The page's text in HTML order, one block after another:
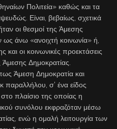
Πολιτεία» καθώς και τα
Είναι, βεβαίως, σχετικά
οι θεσμοί της Άμεσης
άνω «ανοιχτή κοινωνία» ή,
και οι κοινωνικές προεκτάσεις
Δημοκρατίας.
Άμεση Δημοκρατία και
παραλλήλου, σ’ ένα είδος
στο πλαίσιο της οποίας η
συνόλου εκφραζόταν μέσω
ενώ η ομαλή λειτουργία των